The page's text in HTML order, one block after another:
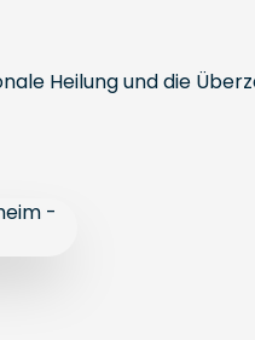
Heilung und die